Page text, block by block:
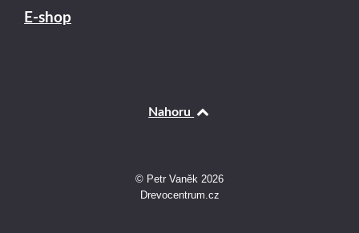
E-shop
Nahoru
© Petr Vaněk 2026
Drevocentrum.cz